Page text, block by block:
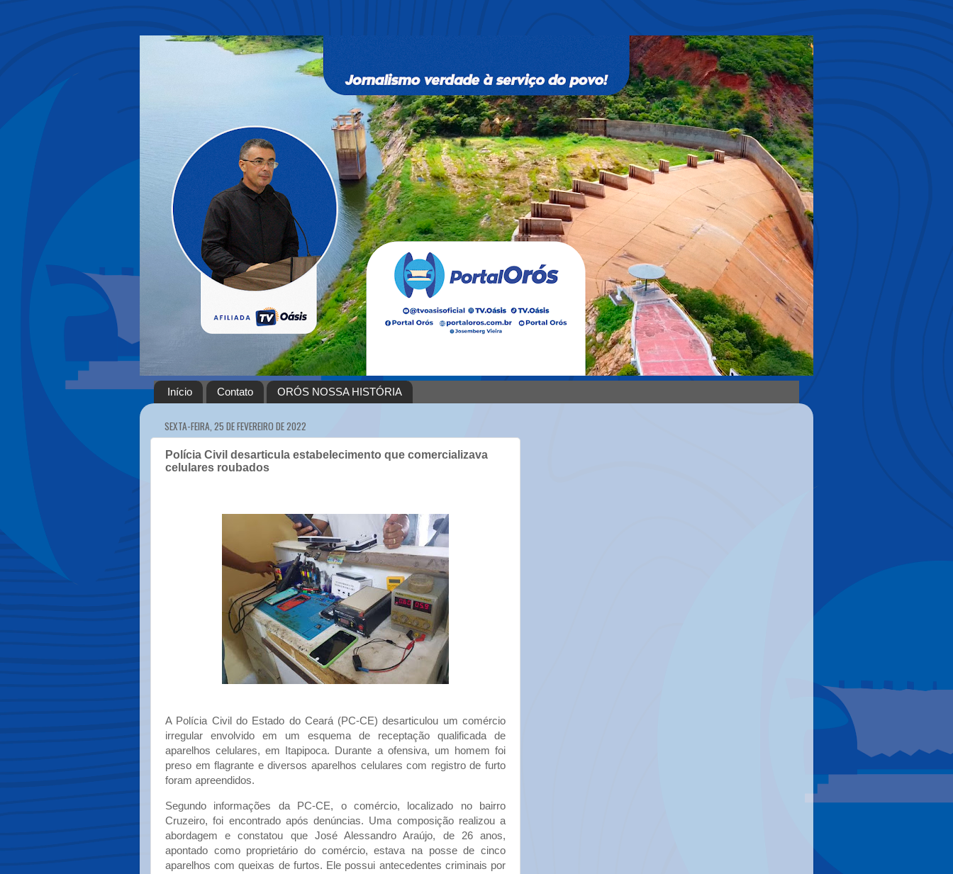
Início Contato ORÓS NOSSA HISTÓRIA
SEXTA-FEIRA, 25 DE FEVEREIRO DE 2022
Polícia Civil desarticula estabelecimento que comercializava
celulares roubados
A Polícia Civil do Estado do Ceará (PC-CE) desarticulou um comércio
irregular envolvido em um esquema de receptação qualificada de
aparelhos celulares, em Itapipoca. Durante a ofensiva, um homem foi
preso em flagrante e diversos aparelhos celulares com registro de furto
foram apreendidos.
Segundo informações da PC-CE, o comércio, localizado no bairro
Cruzeiro, foi encontrado após denúncias. Uma composição realizou a
abordagem e constatou que José Alessandro Araújo, de 26 anos,
apontado como proprietário do comércio, estava na posse de cinco
aparelhos com queixas de furtos. Ele possui antecedentes criminais por